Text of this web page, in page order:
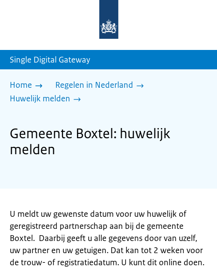
homepage
Single Digital Gateway
Home
Regelen in Nederland
Huwelijk melden
Gemeente Boxtel: huwelijk
melden
U meldt uw gewenste datum voor uw huwelijk of
geregistreerd partnerschap aan bij de gemeente
Boxtel. Daarbij geeft u alle gegevens door van uzelf,
uw partner en uw getuigen. Dat kan tot 2 weken voor
de trouw- of registratiedatum. U kunt dit online doen.